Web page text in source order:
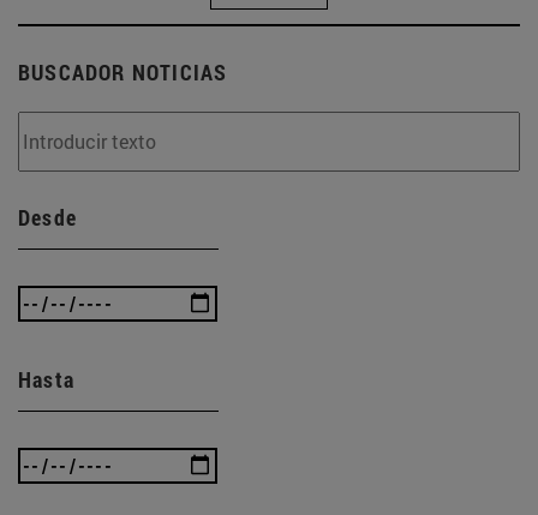
BUSCADOR NOTICIAS
Desde
Hasta